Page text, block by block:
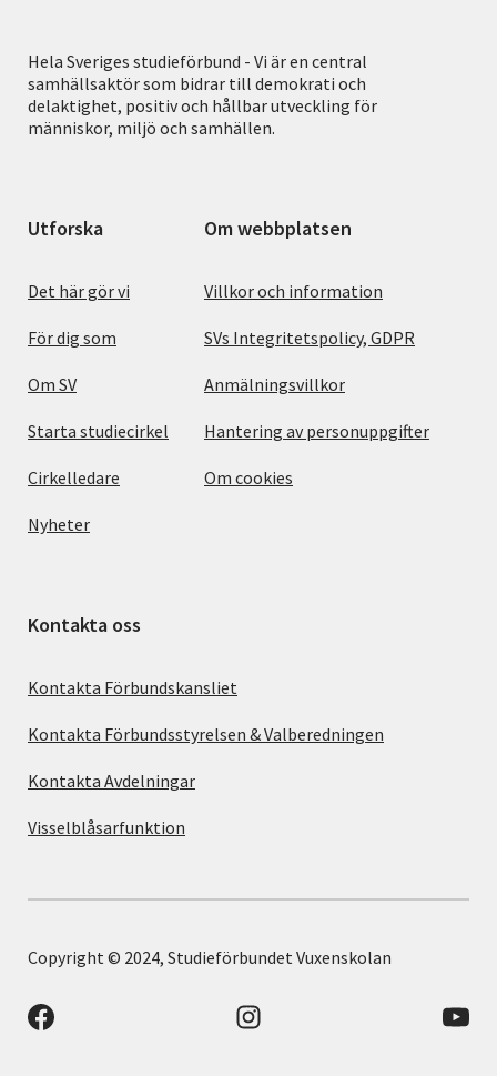
Hela Sveriges studieförbund - Vi är en central
samhällsaktör som bidrar till demokrati och
delaktighet, positiv och hållbar utveckling för
människor, miljö och samhällen.
Utforska
Det här gör vi
För dig som
Om SV
Starta studiecirkel
Cirkelledare
Nyheter
Om webbplatsen
Villkor och information
SVs Integritetspolicy, GDPR
Anmälningsvillkor
Hantering av personuppgifter
Om cookies
Kontakta oss
Kontakta Förbundskansliet
Kontakta Förbundsstyrelsen & Valberedningen
Kontakta Avdelningar
Visselblåsarfunktion
Copyright © 2024, Studieförbundet Vuxenskolan